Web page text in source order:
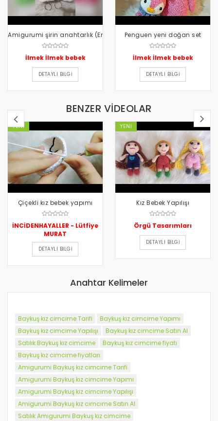
Amigurumi şirin anahtarlık (English subtitles
İlmek İlmek bebek
DETAYLI BILGI
Penguen yeni doğan set
İlmek İlmek bebek
DETAYLI BILGI
BENZER VİDEOLAR
YENI
Çiçekli kız bebek yapımı
İNCİDENHAYALLER - Lütfiye
MURAT
DETAYLI BILGI
YENI
Kız Bebek Yapılışı
Örgü Tasarımları
DETAYLI BILGI
Anahtar Kelimeler
Baykuş kız cimcime Tarifi
Baykuş kız cimcime Yapımı
Baykuş kız cimcime Yapılışı
Baykuş kız cimcime Satın Al
Satılık Baykuş kız cimcime
Baykuş kız cimcime fiyatı
Baykuş kız cimcime fiyatları
Amigurumi Baykuş kız cimcime Tarifi
Amigurumi Baykuş kız cimcime Yapımı
Amigurumi Baykuş kız cimcime Yapılışı
Amigurumi Baykuş kız cimcime Satın Al
Satılık Amigurumi Baykuş kız cimcime